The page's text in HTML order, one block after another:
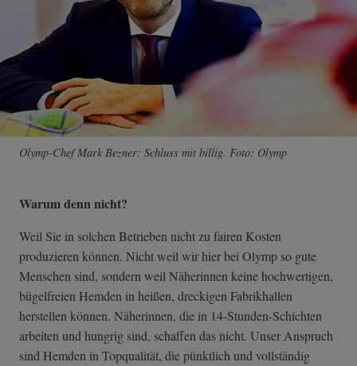
Olymp-Chef Mark Bezner: Schluss mit billig. Foto: Olymp
Warum denn nicht?
Weil Sie in solchen Betrieben nicht zu fairen Kosten
produzieren können. Nicht weil wir hier bei Olymp so gute
Menschen sind, sondern weil Näherinnen keine hochwertigen,
bügelfreien Hemden in heißen, dreckigen Fabrikhallen
herstellen können. Näherinnen, die in 14-Stunden-Schichten
arbeiten und hungrig sind, schaffen das nicht. Unser Anspruch
sind Hemden in Topqualität, die pünktlich und vollständig